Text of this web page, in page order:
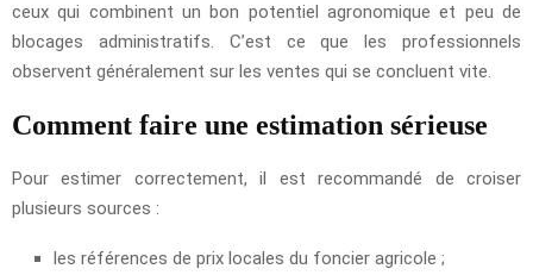
ceux qui combinent un bon potentiel agronomique et peu de
blocages administratifs. C’est ce que les professionnels
observent généralement sur les ventes qui se concluent vite.
Comment faire une estimation sérieuse
Pour estimer correctement, il est recommandé de croiser
plusieurs sources :
les références de prix locales du foncier agricole ;